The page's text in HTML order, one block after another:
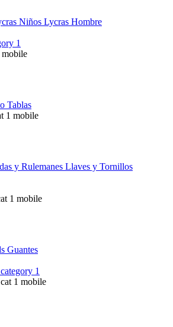
Niños Lycras Hombre
Tablas
y Rulemanes Llaves y Tornillos
Guantes